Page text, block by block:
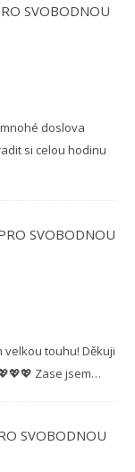
SVOBODNOU
doslova
si celou hodinu
SVOBODNOU
velkou touhu! Děkuji
Zase jsem…
SVOBODNOU